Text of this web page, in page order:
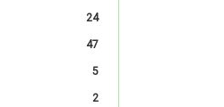
24
47
5
2